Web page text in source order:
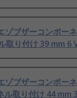
ゾブザーコンポー
取り付け 39 mm 6
ゾブザーコンポー
ル取り付け 44 mm